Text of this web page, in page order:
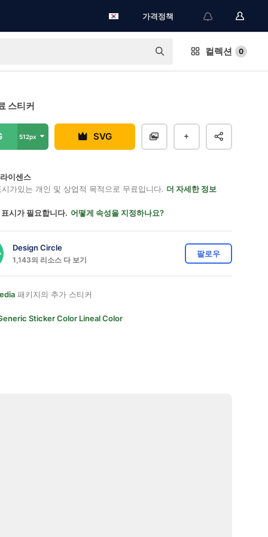
가격정책
컬렉션 0
스티커
512px SVG
이센스
가있는 개인 및 상업적 목적으로 무료입니다. 더 자세한 정보
시가 필요합니다. 어떻게 속성을 지정하나요?
Design Circle
1,143의 리소스 다 보기
팔로우
패키지의 추가 스티커
Sticker Color Lineal Color